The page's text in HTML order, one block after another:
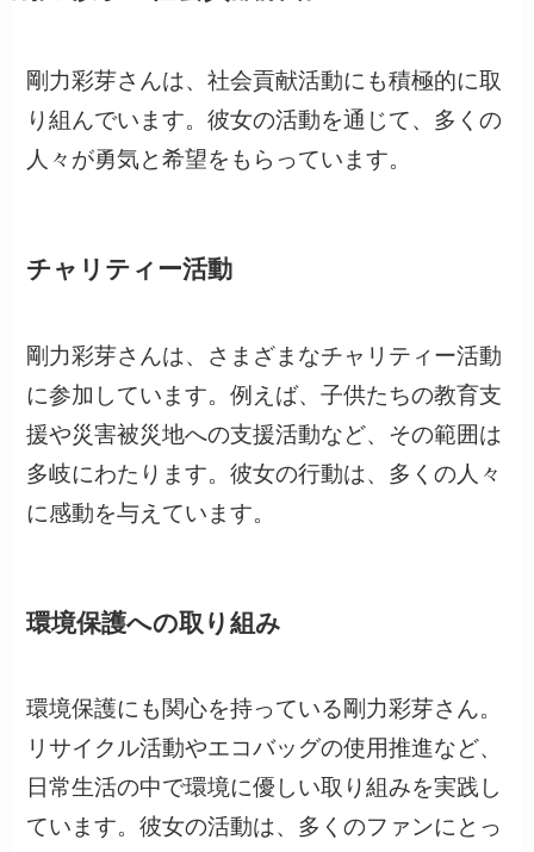
剛力彩芽さんは、社会貢献活動にも積極的に取
り組んでいます。彼女の活動を通じて、多くの
人々が勇気と希望をもらっています。
チャリティー活動
剛力彩芽さんは、さまざまなチャリティー活動
に参加しています。例えば、子供たちの教育支
援や災害被災地への支援活動など、その範囲は
多岐にわたります。彼女の行動は、多くの人々
に感動を与えています。
環境保護への取り組み
環境保護にも関心を持っている剛力彩芽さん。
リサイクル活動やエコバッグの使用推進など、
日常生活の中で環境に優しい取り組みを実践し
ています。彼女の活動は、多くのファンにとっ